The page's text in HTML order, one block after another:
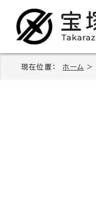
現在位置： ホーム >